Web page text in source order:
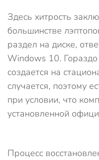
Здесь хитрость
большинстве
раздел на диске,
Windows 10.
создается на
случается, поэтому
при условии, что
установленной
Процесс